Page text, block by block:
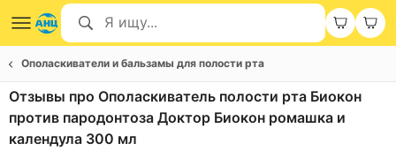
Ополаскиватели и бальзамы для полости рта
Отзывы про Ополаскиватель полости рта Биокон
против пародонтоза Доктор Биокон ромашка и
календула 300 мл